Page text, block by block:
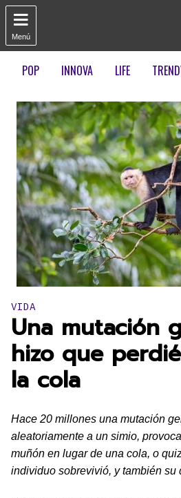

Menú
POP INNOVA LIFE
Publicado en:
VIDA
Una mutación
hizo que
la cola
Hace 20 millones una mutación
aleatoriamente a un simio,
muñón en lugar de una cola, o
individuo sobrevivió, y también su